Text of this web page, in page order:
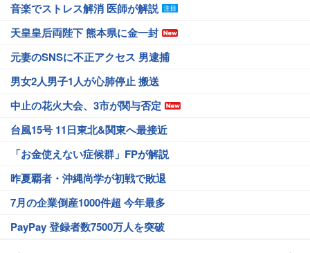
音楽でストレス解消 医師が解説
天皇皇后両陛下 熊本県に金一封
元妻のSNSに不正アクセス 男逮捕
男女2人男子1人が心肺停止 搬送
中止の花火大会、3市が関与否定
台風15号 11日東北&関東へ最接近
「お金使えない症候群」FPが解説
昨夏覇者・沖縄尚学が初戦で敗退
7月の企業倒産1000件超 今年最多
PayPay 登録者数7500万人を突破